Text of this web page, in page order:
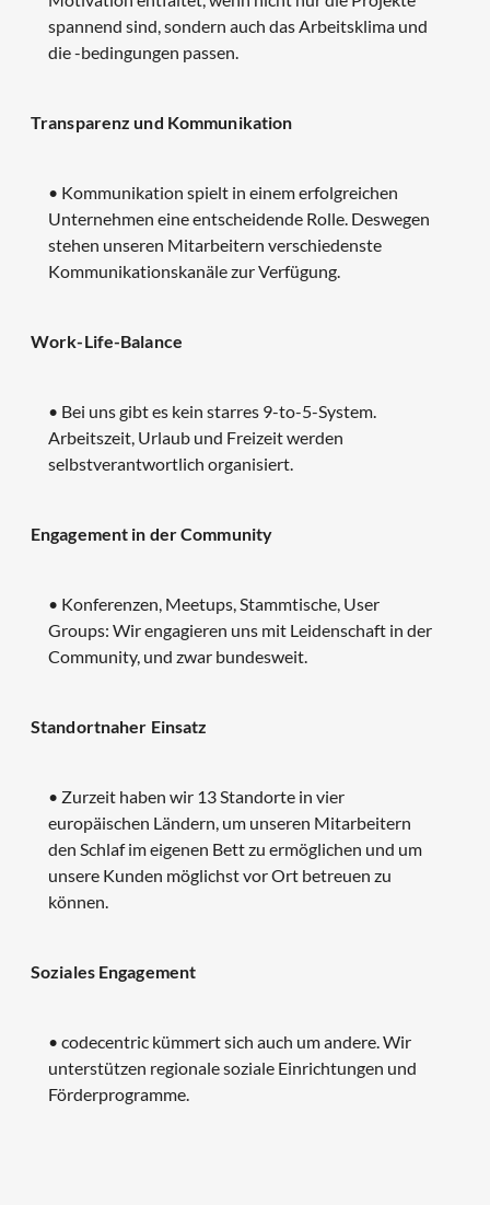
spannend sind, sondern auch das Arbeitsklima und
die -bedingungen passen.
Transparenz und Kommunikation
• Kommunikation spielt in einem erfolgreichen
Unternehmen eine entscheidende Rolle. Deswegen
stehen unseren Mitarbeitern verschiedenste
Kommunikationskanäle zur Verfügung.
Work-Life-Balance
• Bei uns gibt es kein starres 9-to-5-System.
Arbeitszeit, Urlaub und Freizeit werden
selbstverantwortlich organisiert.
Engagement in der Community
• Konferenzen, Meetups, Stammtische, User
Groups: Wir engagieren uns mit Leidenschaft in der
Community, und zwar bundesweit.
Standortnaher Einsatz
• Zurzeit haben wir 13 Standorte in vier
europäischen Ländern, um unseren Mitarbeitern
den Schlaf im eigenen Bett zu ermöglichen und um
unsere Kunden möglichst vor Ort betreuen zu
können.
Soziales Engagement
• codecentric kümmert sich auch um andere. Wir
unterstützen regionale soziale Einrichtungen und
Förderprogramme.